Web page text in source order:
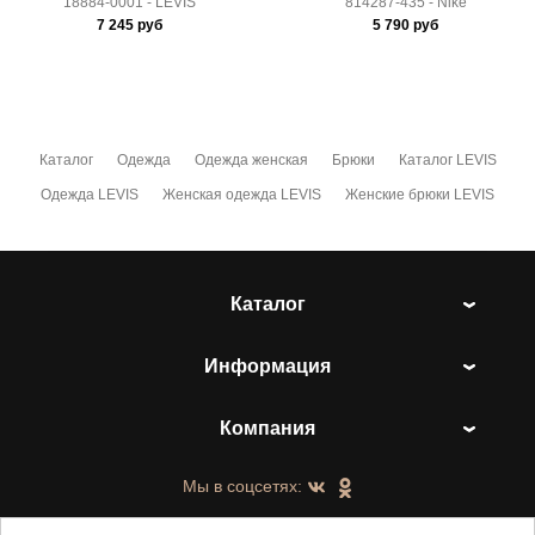
7 245руб
5 790 руб
Каталог Одежда Одежда женская Брюки Каталог LEVIS
Одежда LEVIS Женская одежда LEVIS Женские брюки LEVIS
Каталог
Информация
Компания
Мы в соцсетях: